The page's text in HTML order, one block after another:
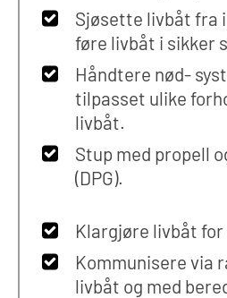
Sjøsette livbåt fra
føre livbåt i sikker
Håndtere nød-
tilpasset ulike
livbåt.
Stup med propell
(DPG).
Klargjøre livbåt
Kommunisere via
livbåt og med